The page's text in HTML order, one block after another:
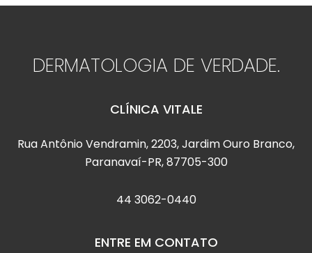
DERMATOLOGIA DE VERDADE.
CLÍNICA VITALE
Rua Antônio Vendramin, 2203, Jardim Ouro Branco,
Paranavaí-PR, 87705-300
44 3062-0440
ENTRE EM CONTATO